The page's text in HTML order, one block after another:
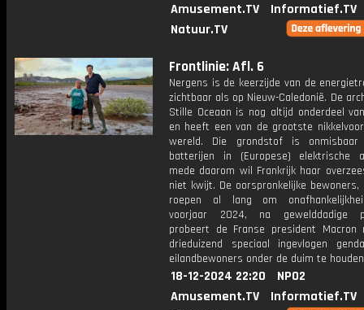
Amusement.TV
Informatief.TV
Natuur.TV
Frontlinie: Afl. 6
Nergens is de keerzijde van de
zichtbaar als op Nieuw-Caledonië. De
Stille Oceaan is nog altijd onderdeel
en heeft een van de grootste
wereld. Die grondstof is
batterijen in (Europese) elektrische
mede daarom wil Frankrijk haar
niet kwijt. De oorspronkelijke bewoners,
roepen al lang om
voorjaar 2024, na gewelddadige
probeert de Franse president Macron
drieduizend speciaal ingevlogen
eilandbewoners onder de duim te
18-12-2024 22:20
NPO2
Amusement.TV
Informatief.TV